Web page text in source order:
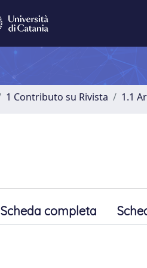
1 Contributo su Rivista 1.1
Scheda completa